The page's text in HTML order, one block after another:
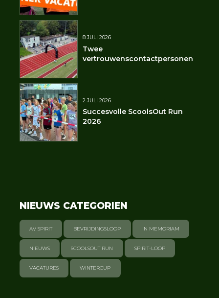
8 JULI 2026
Twee
vertrouwenscontactpersonen
2 JULI 2026
Succesvolle ScoolsOut Run
2026
NIEUWS CATEGORIEN
AV SPIRIT BEVRIJDINGSLOOP IN MEMORIAM
NIEUWS SCOOLSOUT RUN SPIRIT-LOOP
VACATURES WINTERCUP